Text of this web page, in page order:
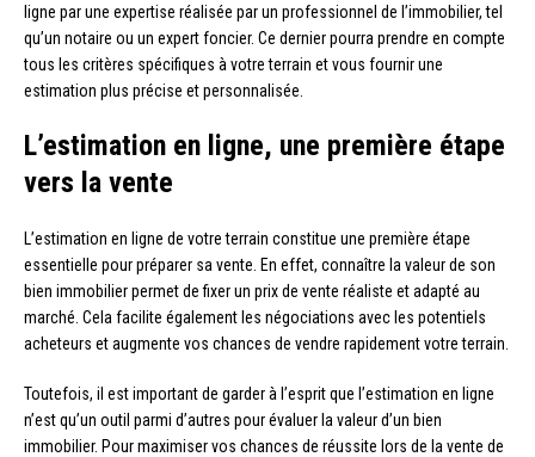
ligne par une expertise réalisée par un professionnel de l’immobilier, tel
qu’un notaire ou un expert foncier. Ce dernier pourra prendre en compte
tous les critères spécifiques à votre terrain et vous fournir une
estimation plus précise et personnalisée.
L’estimation en ligne, une première étape
vers la vente
L’estimation en ligne de votre terrain constitue une première étape
essentielle pour préparer sa vente. En effet, connaître la valeur de son
bien immobilier permet de fixer un prix de vente réaliste et adapté au
marché. Cela facilite également les négociations avec les potentiels
acheteurs et augmente vos chances de vendre rapidement votre terrain.
Toutefois, il est important de garder à l’esprit que l’estimation en ligne
n’est qu’un outil parmi d’autres pour évaluer la valeur d’un bien
immobilier. Pour maximiser vos chances de réussite lors de la vente de